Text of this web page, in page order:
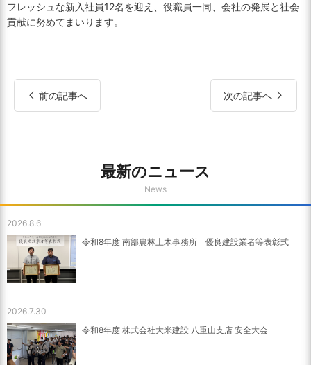
フレッシュな新入社員12名を迎え、役職員一同、会社の発展と社会
貢献に努めてまいります。
前の記事へ 次の記事へ
最新のニュース
News
2026.8.6
令和8年度 南部農林土木事務所 優良建設業者等表彰式
2026.7.30
令和8年度 株式会社大米建設 八重山支店 安全大会